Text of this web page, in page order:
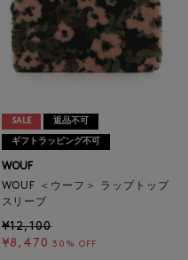
SALE 返品不可
ギフトラッピング不可
WOUF
WOUF ＜ウーフ＞ ラップトップ
スリーブ
¥12,100
¥8,470 30% OFF